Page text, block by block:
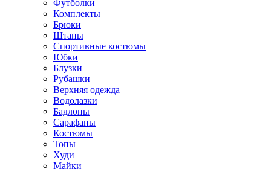
Футболки
Комплекты
Брюки
Штаны
Спортивные костюмы
Юбки
Блузки
Рубашки
Верхняя одежда
Водолазки
Бадлоны
Сарафаны
Костюмы
Топы
Худи
Майки